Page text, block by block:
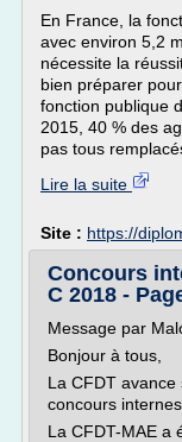
En France, la
avec environ 5,2
nécessite la
bien préparer
fonction publique
2015, 40 % des
pas tous
Lire la suite
Site : https://
Concours
C 2018 -
Message par
Bonjour à tous,
La CFDT
concours
La CFDT-MAE a